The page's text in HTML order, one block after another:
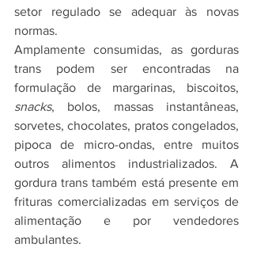
setor regulado se adequar às novas
normas.
Amplamente consumidas, as gorduras
trans podem ser encontradas na
snacks, bolos, massas instantâneas,
sorvetes, chocolates, pratos congelados,
pipoca de micro-ondas, entre muitos
outros alimentos industrializados. A
gordura trans também está presente em
frituras comercializadas em serviços de
alimentação e por vendedores
ambulantes.